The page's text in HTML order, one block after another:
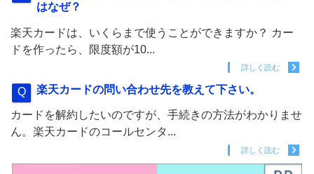
はなぜ？
楽天カードは、いくらまで使うことができますか？ カー
ドを作ったら、限度額が10...
詳しく読む
楽天カードの問い合わせ先を教えて下さい。
カードを解約したいのですが、手続きの方法がわかりませ
ん。楽天カードのコールセンタ...
詳しく読む